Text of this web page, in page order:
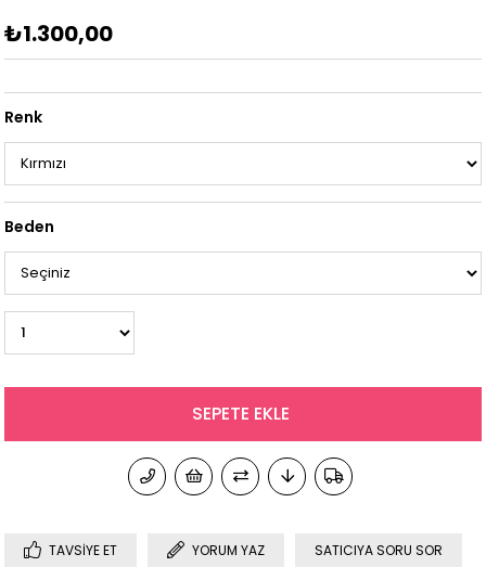
₺1.300,00
Renk
Beden
TAVSIYE ET YORUM YAZ SATICIYA SORU SOR